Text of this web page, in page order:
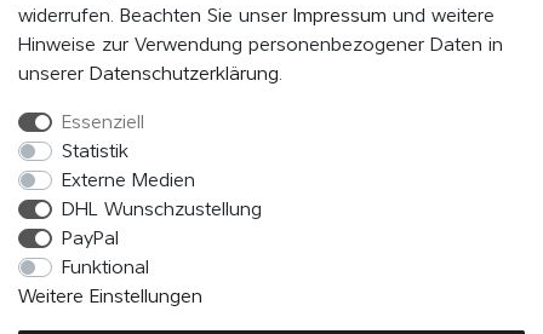
Hiermit bestätige ich, dass ich die Daten­schutz­erklärung gelesen
FOLGE UNS
widerrufen. Beachten Sie unser Impressum und weitere
Hinweise zur Verwendung personenbezogener Daten in
unserer Daten­schutz­erklärung
Essenziell
Statistik
Externe Medien
DHL Wunschzustellung
PayPal
Funktional
Weitere Einstellungen